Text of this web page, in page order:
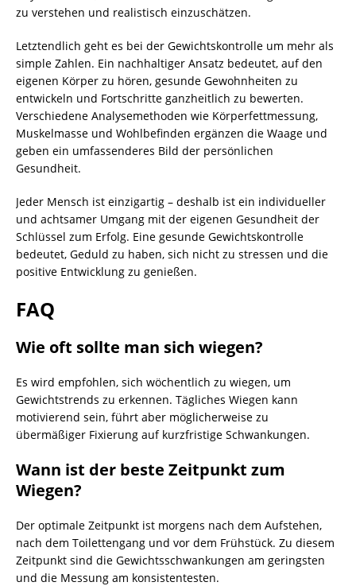
zu verstehen und realistisch einzuschätzen.
Letztendlich geht es bei der Gewichtskontrolle um mehr als
simple Zahlen. Ein nachhaltiger Ansatz bedeutet, auf den
eigenen Körper zu hören, gesunde Gewohnheiten zu
entwickeln und Fortschritte ganzheitlich zu bewerten.
Verschiedene Analysemethoden wie Körperfettmessung,
Muskelmasse und Wohlbefinden ergänzen die Waage und
geben ein umfassenderes Bild der persönlichen
Gesundheit.
Jeder Mensch ist einzigartig – deshalb ist ein individueller
und achtsamer Umgang mit der eigenen Gesundheit der
Schlüssel zum Erfolg. Eine gesunde Gewichtskontrolle
bedeutet, Geduld zu haben, sich nicht zu stressen und die
positive Entwicklung zu genießen.
FAQ
Wie oft sollte man sich wiegen?
Es wird empfohlen, sich wöchentlich zu wiegen, um
Gewichtstrends zu erkennen. Tägliches Wiegen kann
motivierend sein, führt aber möglicherweise zu
übermäßiger Fixierung auf kurzfristige Schwankungen.
Wann ist der beste Zeitpunkt zum
Wiegen?
Der optimale Zeitpunkt ist morgens nach dem Aufstehen,
nach dem Toilettengang und vor dem Frühstück. Zu diesem
Zeitpunkt sind die Gewichtsschwankungen am geringsten
und die Messung am konsistentesten.